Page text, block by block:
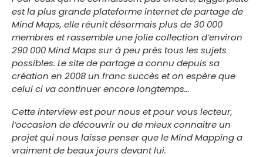
est la plus grande plateforme internet de partage de
Mind Maps, elle réunit désormais plus de 30 000
membres et rassemble une jolie collection d’environ
290 000 Mind Maps sur à peu près tous les sujets
possibles. Le site de partage a connu depuis sa
création en 2008 un franc succès et on espère que
celui ci va continuer encore longtemps…
Cette interview est pour nous et pour vous lecteur,
l’occasion de découvrir ou de mieux connaitre un
projet qui nous laisse penser que le Mind Mapping a
vraiment de beaux jours devant lui.